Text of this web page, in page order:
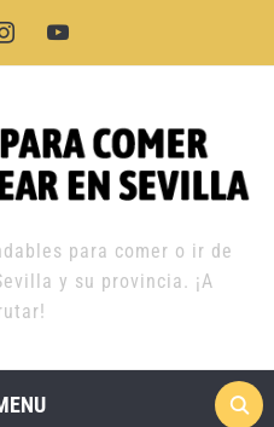
youtube
para comer o ir de
y su provincia. ¡A